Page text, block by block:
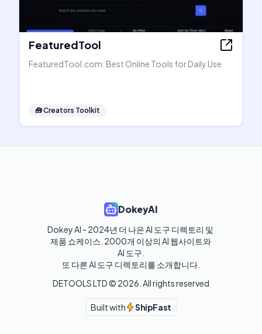
FeaturedTool
FeaturedTool.com: Best Online Tools for Daily Use
🧰Creators Toolkit
DokeyAI
Dokey AI - 2024년 더 나은 AI 도구 디렉토리 및
제품 쇼케이스. 2000개 이상의 AI 웹사이트와
AI 도구.
또 다른 AI 도구 디렉토리를 소개합니다.
DETOOLS LTD © 2026 . All rights reserved
Built with ShipFast